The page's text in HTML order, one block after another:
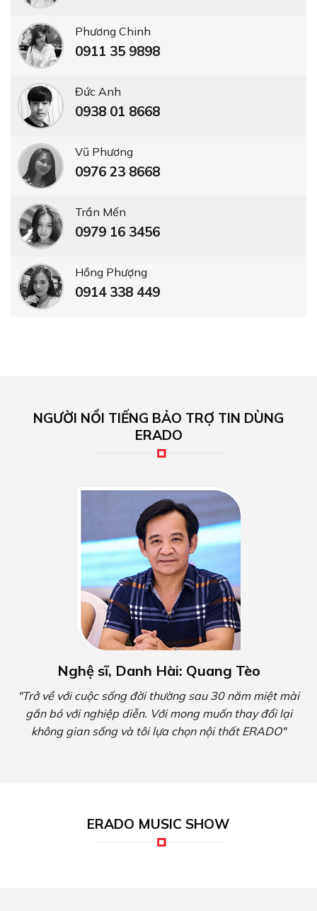
Phương Chinh
0911 35 9898
Đức Anh
0938 01 8668
Vũ Phương
0976 23 8668
Trần Mến
0979 16 3456
Hồng Phượng
0914 338 449
NGƯỜI NỔI TIẾNG BẢO TRỢ TIN DÙNG
ERADO
Nghệ sĩ, Danh Hài: Quang Tèo
"Trở về với cuộc sống đời thường sau 30 năm miệt mài
gắn bó với nghiệp diễn. Với mong muốn thay đổi lại
không gian sống và tôi lựa chọn nội thất ERADO"
ERADO MUSIC SHOW